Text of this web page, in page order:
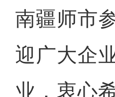
南疆师市
迎广大企
业，衷心